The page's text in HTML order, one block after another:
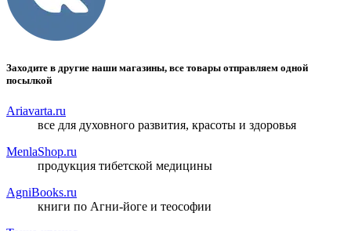
Заходите в другие наши магазины, все товары отправляем одной
посылкой
Ariavarta.ru
все для духовного развития, красоты и здоровья
MenlaShop.ru
продукция тибетской медицины
AgniBooks.ru
книги по Агни-йоге и теософии